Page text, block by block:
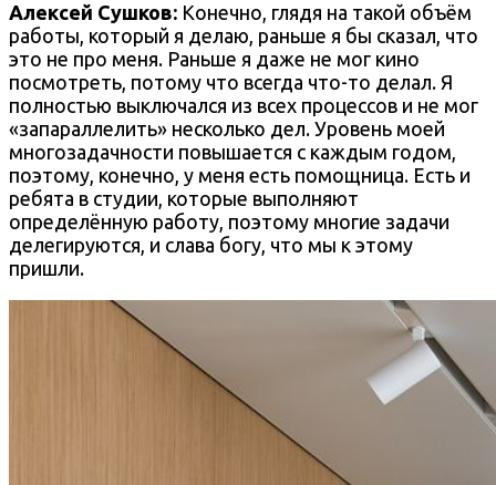
Алексей Сушков: Конечно, глядя на такой объём
работы, который я делаю, раньше я бы сказал, что
это не про меня. Раньше я даже не мог кино
посмотреть, потому что всегда что-то делал. Я
полностью выключался из всех процессов и не мог
«запараллелить» несколько дел. Уровень моей
многозадачности повышается с каждым годом,
поэтому, конечно, у меня есть помощница. Есть и
ребята в студии, которые выполняют
определённую работу, поэтому многие задачи
делегируются, и слава богу, что мы к этому
пришли.